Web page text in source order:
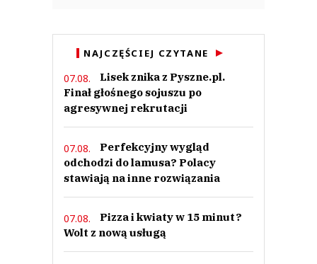
NAJCZĘŚCIEJ CZYTANE
07.08.
Lisek znika z Pyszne.pl.
Finał głośnego sojuszu po
agresywnej rekrutacji
07.08.
Perfekcyjny wygląd
odchodzi do lamusa? Polacy
stawiają na inne rozwiązania
07.08.
Pizza i kwiaty w 15 minut?
Wolt z nową usługą